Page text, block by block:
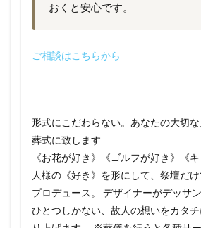
おくと安心です。
ご相談はこちらから
形式にこだわらない。あなたの大切
葬式に致します
《お花が好き》《ゴルフが好き》《
人様の《好き》を形にして、祭壇だ
プロデュース。 デザイナーがデッサ
ひとつしかない、故人の想いをカタ